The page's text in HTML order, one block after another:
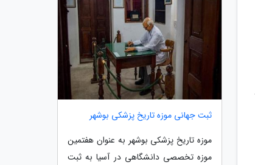
ثبت جهانی موزه تاریخ پزشکی بوشهر
موزه تاریخ پزشکی بوشهر به عنوان هفتمین
موزه تخصصی دانشگاهی در آسیا به ثبت